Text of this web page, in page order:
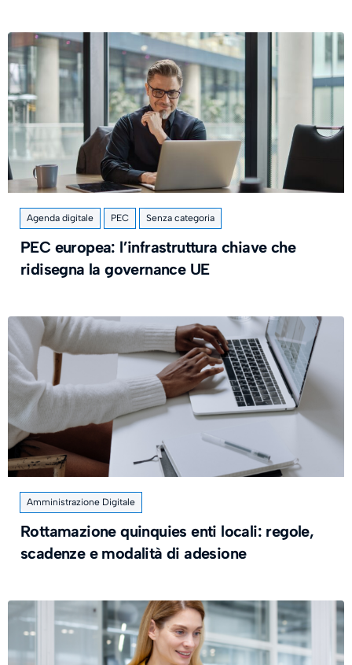
Agenda digitale PEC Senza categoria
PEC europea: l’infrastruttura chiave che
ridisegna la governance UE
Amministrazione Digitale
Rottamazione quinquies enti locali: regole,
scadenze e modalità di adesione